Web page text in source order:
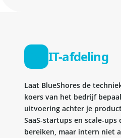
IT-afdeling
Laat BlueShores de
koers van het bedrijf
uitvoering achter je
SaaS-startups en scale-
bereiken, maar intern niet